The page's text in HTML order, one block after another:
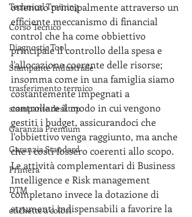
Technical Training
Corso Tecnico
Diagnostic Tool
Stampante Industriale
trasferimento termico
stampante desktop
Garanzia Premium
Garanzia Standard
Primera
DTM
etichette a colori
ottenuto principalmente attraverso un
efficiente meccanismo di financial
control che ha come obbiettivo
principale il controllo della spesa e
l'allocazione coerente delle risorse;
insomma come in una famiglia siamo
costantemente impegnati a
controllare il modo in cui vengono
gestiti i budget, assicurandoci che
l'obbiettivo venga raggiunto, ma anche
che i costi fossero coerenti allo scopo.
Le attività complementari di Business
Intelligence e Risk management
completano invece la dotazione di
strumenti indispensabili a favorire la